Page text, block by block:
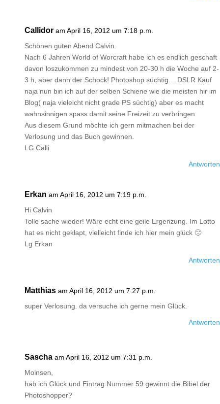
Callidor am April 16, 2012 um 7:18 p.m.
Schönen guten Abend Calvin.
Nach 6 Jahren World of Worcraft habe ich es endlich geschaft
davon loszukommen zu mindest von 20-30 h die Woche auf 2-
3 h, aber dann der Schock! Photoshop süchtig… DSLR Kauf
naja nun bin ich auf der selben Schiene wie die meisten hir im
Blog( naja vieleicht nicht grade PS süchtig) aber es macht
wahnsinnigen spass damit seine Freizeit zu verbringen.
Aus diesem Grund möchte ich gern mitmachen bei der
Verlosung und das Buch gewinnen.
LG Calli
Antworten
Erkan am April 16, 2012 um 7:19 p.m.
Hi Calvin
Tolle sache wieder! Wäre echt eine geile Ergenzung. Im Lotto
hat es nicht geklapt, vielleicht finde ich hier mein glück 🙂
Lg Erkan
Antworten
Matthias am April 16, 2012 um 7:27 p.m.
super Verlosung. da versuche ich gerne mein Glück.
Antworten
Sascha am April 16, 2012 um 7:31 p.m.
Moinsen,
hab ich Glück und Eintrag Nummer 59 gewinnt die Bibel der
Photoshopper?